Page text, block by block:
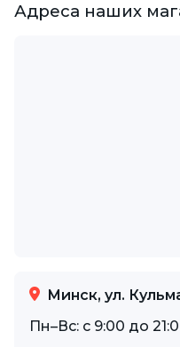
Адреса наших
Минск, ул.
Пн–Вс: с 9:00 до